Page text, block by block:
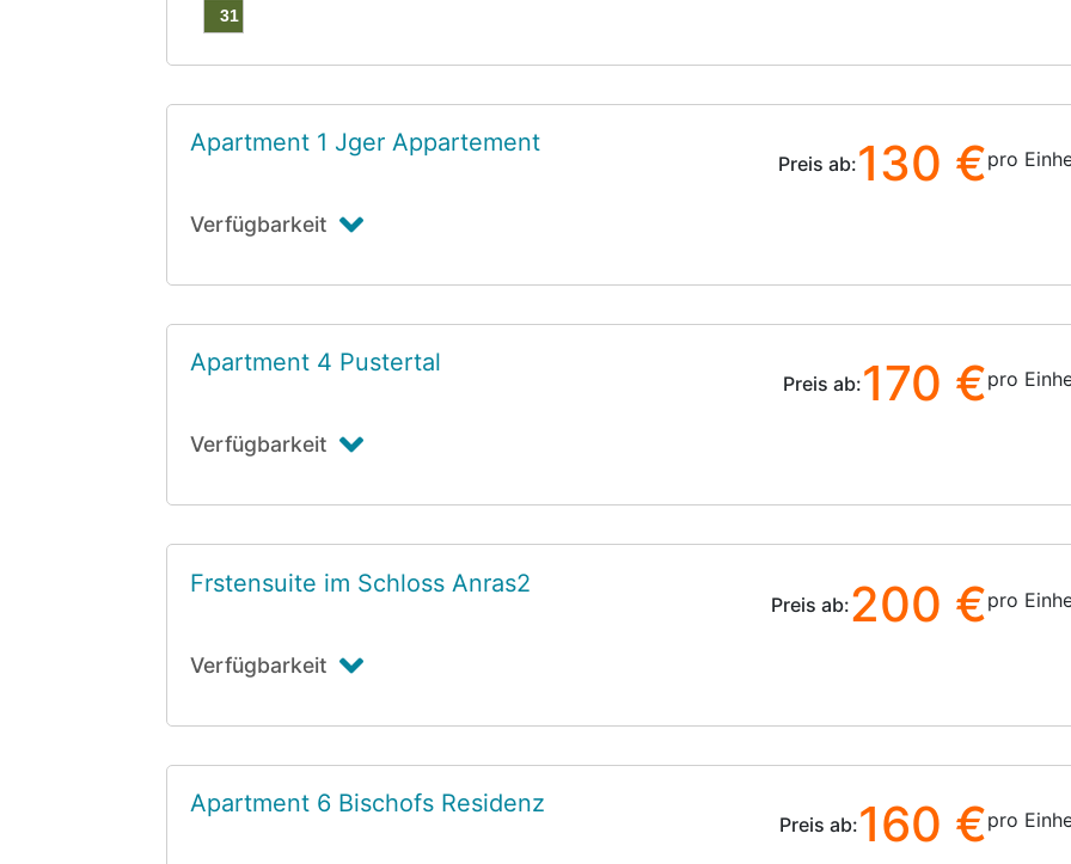
31
Apartment 1 Jger Appartement
Preis ab:130 €pro
Verfügbarkeit
Apartment 4 Pustertal
Preis ab:170 €pro
Verfügbarkeit
Frstensuite im Schloss Anras2
Preis ab:200 €pro
Verfügbarkeit
Apartment 6 Bischofs Residenz
Preis ab:160 €pro